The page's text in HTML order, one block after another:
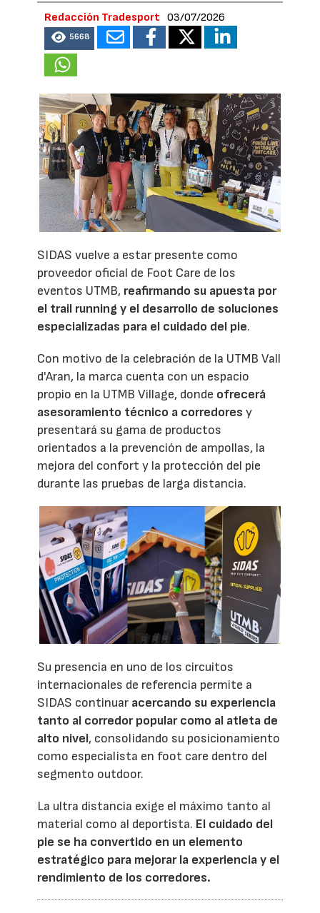
Redacción Tradesport 03/07/2026
5668
SIDAS vuelve a estar presente como
proveedor oficial de Foot Care de los
eventos UTMB, reafirmando su apuesta por
el trail running y el desarrollo de soluciones
especializadas para el cuidado del pie.
Con motivo de la celebración de la UTMB Vall
d'Aran, la marca cuenta con un espacio
propio en la UTMB Village, donde ofrecerá
asesoramiento técnico a corredores y
presentará su gama de productos
orientados a la prevención de ampollas, la
mejora del confort y la protección del pie
durante las pruebas de larga distancia.
Su presencia en uno de los circuitos
internacionales de referencia permite a
SIDAS continuar acercando su experiencia
tanto al corredor popular como al atleta de
alto nivel, consolidando su posicionamiento
como especialista en foot care dentro del
segmento outdoor.
La ultra distancia exige el máximo tanto al
material como al deportista. El cuidado del
pie se ha convertido en un elemento
estratégico para mejorar la experiencia y el
rendimiento de los corredores.